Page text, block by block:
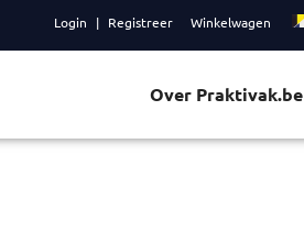
Login Registreer Winkelwagen
Over Praktivak.be